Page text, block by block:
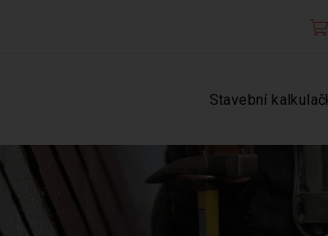
Stavební